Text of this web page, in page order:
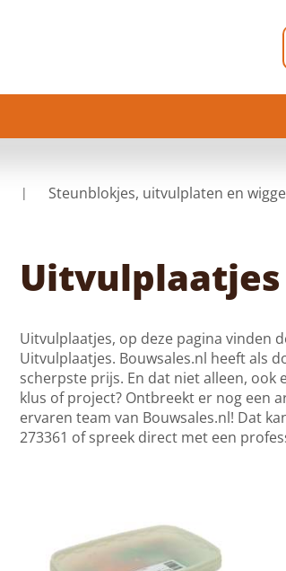
Steunblokjes, uitvulplaten en
Uitvulplaatjes
Uitvulplaatjes, op deze pagina vinden
Uitvulplaatjes. Bouwsales.nl heeft als
scherpste prijs. En dat niet alleen,
klus of project? Ontbreekt er nog een
ervaren team van Bouwsales.nl! Dat
273361 of spreek direct met een